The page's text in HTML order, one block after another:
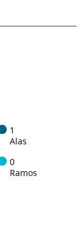
1
Alas
0
Ramos